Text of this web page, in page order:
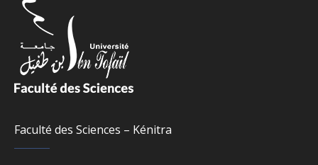
Faculté des Sciences – Kénitra